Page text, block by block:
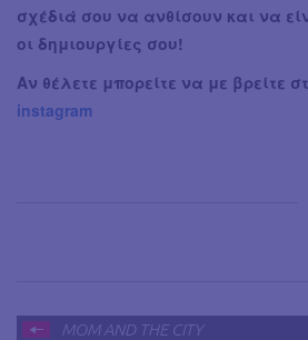
σχέδιά σου να ανθίσουν και να
οι δημιουργίες σου!
Αν θέλετε μπορείτε να με βρείτε
instagram
MOM AND THE CITY